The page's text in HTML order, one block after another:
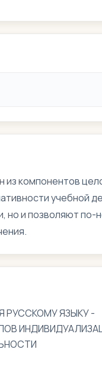
компонентов
учебной
но и позволяют по-
РУССКОМУ ЯЗЫКУ -